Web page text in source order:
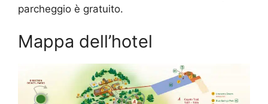
parcheggio è gratuito.
Mappa dell’hotel​